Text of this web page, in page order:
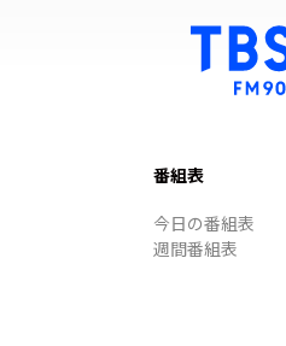
番組表
今日の番組表
週間番組表